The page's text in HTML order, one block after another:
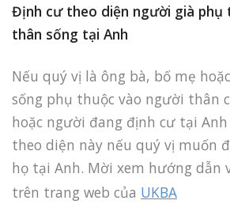
Định cư theo diện người già phụ
thân sống tại Anh
Nếu quý vị là ông bà, bố mẹ
sống phụ thuộc vào người thân
hoặc người đang định cư tại
theo diện này nếu quý vị muốn
họ tại Anh. Mời xem hướng dẫn
trên trang web của UKBA